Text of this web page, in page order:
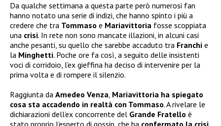
Da qualche settimana a questa parte però numerosi fan
hanno notato una serie di indizi, che hanno spinto i più a
credere che tra Tommaso e Mariavittoria fosse scoppiata
una crisi. In rete non sono mancate illazioni, in alcuni casi
anche pesanti, su quello che sarebbe accaduto tra Franchi e
la Minghetti. Poche ore fa così, a seguito delle insistenti
voci di corridoio, l’ex gieffina ha deciso di intervenire per la
prima volta e di rompere il silenzio.
Raggiunta da Amedeo Venza, Mariavittoria ha spiegato
cosa sta accadendo in realtà con Tommaso. A rivelare le
dichiarazioni dell’ex concorrente del Grande Fratello è